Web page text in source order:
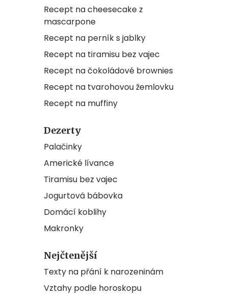
Recept na cheesecake z
mascarpone
Recept na perník s jablky
Recept na tiramisu bez vajec
Recept na čokoládové brownies
Recept na tvarohovou žemlovku
Recept na muffiny
Dezerty
Palačinky
Americké lívance
Tiramisu bez vajec
Jogurtová bábovka
Domácí koblihy
Makronky
Nejčtenější
Texty na přání k narozeninám
Vztahy podle horoskopu